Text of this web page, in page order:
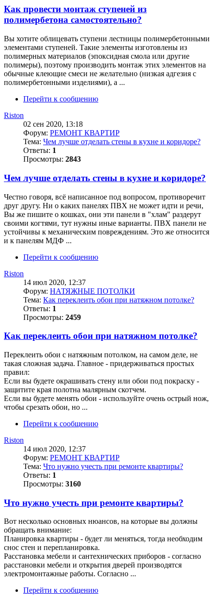
Как провести монтаж ступеней из
полимербетона самостоятельно?
Вы хотите облицевать ступени лестницы полимербетонными
элементами ступеней. Такие элементы изготовлены из
полимерных материалов (эпоксидная смола или другие
полимеры), поэтому производить монтаж этих элементов на
обычные клеющие смеси не желательно (низкая адгезия с
полимербетонными изделиями), а ...
Перейти к сообщению
Riston
02 сен 2020, 13:18
Форум: РЕМОНТ КВАРТИР
Тема: Чем лучше отделать стены в кухне и коридоре?
Ответы: 1
Просмотры: 2843
Чем лучше отделать стены в кухне и коридоре?
Честно говоря, всё написанное под вопросом, противоречит
друг другу. Ни о каких панелях ПВХ не может идти и речи,
Вы же пишите о кошках, они эти панели в "хлам" раздерут
своими когтями, тут нужны иные варианты. ПВХ панели не
устойчивы к механическим повреждениям. Это же относится
и к панелям МДФ ...
Перейти к сообщению
Riston
14 июл 2020, 12:37
Форум: НАТЯЖНЫЕ ПОТОЛКИ
Тема: Как переклеить обои при натяжном потолке?
Ответы: 1
Просмотры: 2459
Как переклеить обои при натяжном потолке?
Переклеить обои с натяжным потолком, на самом деле, не
такая сложная задача. Главное - придерживаться простых
правил:
Если вы будете окрашивать стену или обои под покраску -
защитите края полотна малярным скотчем.
Если вы будете менять обои - используйте очень острый нож,
чтобы срезать обои, но ...
Перейти к сообщению
Riston
14 июл 2020, 12:37
Форум: РЕМОНТ КВАРТИР
Тема: Что нужно учесть при ремонте квартиры?
Ответы: 1
Просмотры: 3160
Что нужно учесть при ремонте квартиры?
Вот несколько основных нюансов, на которые вы должны
обращать внимание:
Планировка квартиры - будет ли меняться, тогда необходим
снос стен и перепланировка.
Расстановка мебели и сантехнических приборов - согласно
расстановки мебели и открытия дверей производятся
электромонтажные работы. Согласно ...
Перейти к сообщению